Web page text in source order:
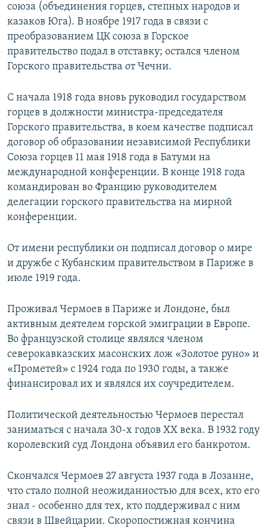
союза (объединения горцев, степных народов и
казаков Юга). В ноябре 1917 года в связи с
преобразованием ЦК союза в Горское
правительство подал в отставку; остался членом
Горского правительства от Чечни.
С начала 1918 года вновь руководил государством
горцев в должности министра-председателя
Горского правительства, в коем качестве подписал
договор об образовании независимой Республики
Союза горцев 11 мая 1918 года в Батуми на
международной конференции. В конце 1918 года
командирован во Францию руководителем
делегации горского правительства на мирной
конференции.
От имени республики он подписал договор о мире
и дружбе с Кубанским правительством в Париже в
июле 1919 года.
Проживал Чермоев в Париже и Лондоне, был
активным деятелем горской эмиграции в Европе.
Во французской столице являлся членом
северокавказских масонских лож «Золотое руно» и
«Прометей» с 1924 года по 1930 годы, а также
финансировал их и являлся их соучредителем.
Политической деятельностью Чермоев перестал
заниматься с начала 30-х годов XX века. В 1932 году
королевский суд Лондона объявил его банкротом.
Скончался Чермоев 27 августа 1937 года в Лозанне,
что стало полной неожиданностью для всех, кто его
знал - особенно для тех, кто поддерживал с ним
связи в Швейцарии. Скоропостижная кончина